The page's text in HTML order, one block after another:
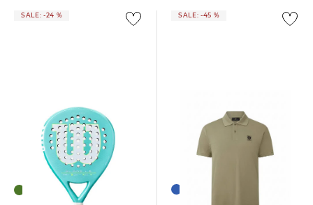
SALE: -24 % SALE: -45 %